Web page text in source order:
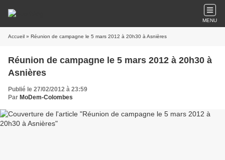
MENU
Accueil » Réunion de campagne le 5 mars 2012 à 20h30 à Asnières
Réunion de campagne le 5 mars 2012 à 20h30 à
Asnières
Publié le 27/02/2012 à 23:59
Par MoDem-Colombes